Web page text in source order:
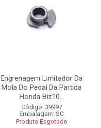
Engrenagem Limitador Da
Mola Do Pedal Da Partida
Honda Biz10...
Código: 39997
Embalagem: SC
Produto Esgotado